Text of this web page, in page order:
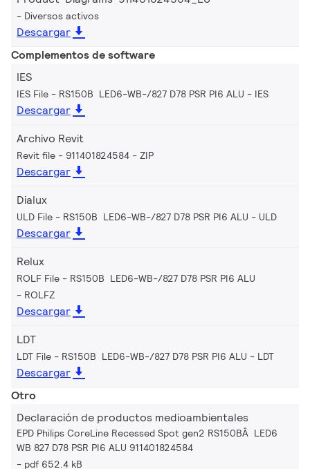
Diversos activos
Descargar
Complementos de software
IES
IES File - RS150B LED6-WB-/827 D78 PSR PI6 ALU IES
Descargar
Archivo Revit
Revit file - 911401824584 ZIP
Descargar
Dialux
ULD File - RS150B LED6-WB-/827 D78 PSR PI6 ALU ULD
Descargar
Relux
ROLF File - RS150B LED6-WB-/827 D78 PSR PI6 ALU
ROLFZ
Descargar
LDT
LDT File - RS150B LED6-WB-/827 D78 PSR PI6 ALU LDT
Descargar
Otro
Declaración de productos medioambientales
EPD Philips CoreLine Recessed Spot gen2 RS150BÂ LED6
WB 827 D78 PSR PI6 ALU 911401824584
pdf 652.4 kB